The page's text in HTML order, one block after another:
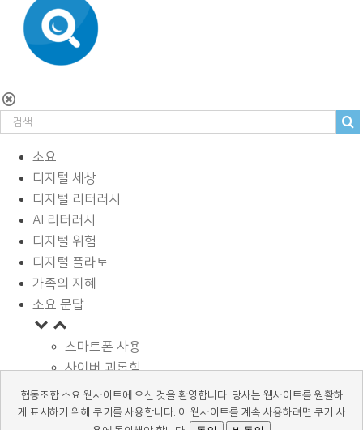
소요
디지털 세상
디지털 리터러시
AI 리터러시
디지털 위험
디지털 플라토
가족의 지혜
소요 문답
스마트폰 사용
사이버 괴롭힘
페이스북과 SNS
디지털과 학습
협동조합 소요 웹사이트에 오신 것을 환영합니다. 당사는 웹사이트를 원활하
게 표시하기 위해 쿠키를 사용합니다. 이 웹사이트를 계속 사용하려면 쿠기 사